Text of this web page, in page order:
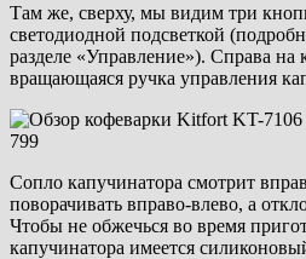
Там же, сверху, мы видим три
светодиодной подсветкой
разделе «Управление»). Справа на
вращающаяся ручка управления
Сопло капучинатора смотрит
поворачивать вправо-влево, а
Чтобы не обжечься во время
капучинатора имеется